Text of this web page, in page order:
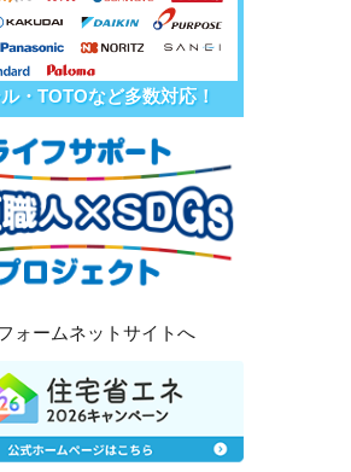
・TOTOなど多数対応！